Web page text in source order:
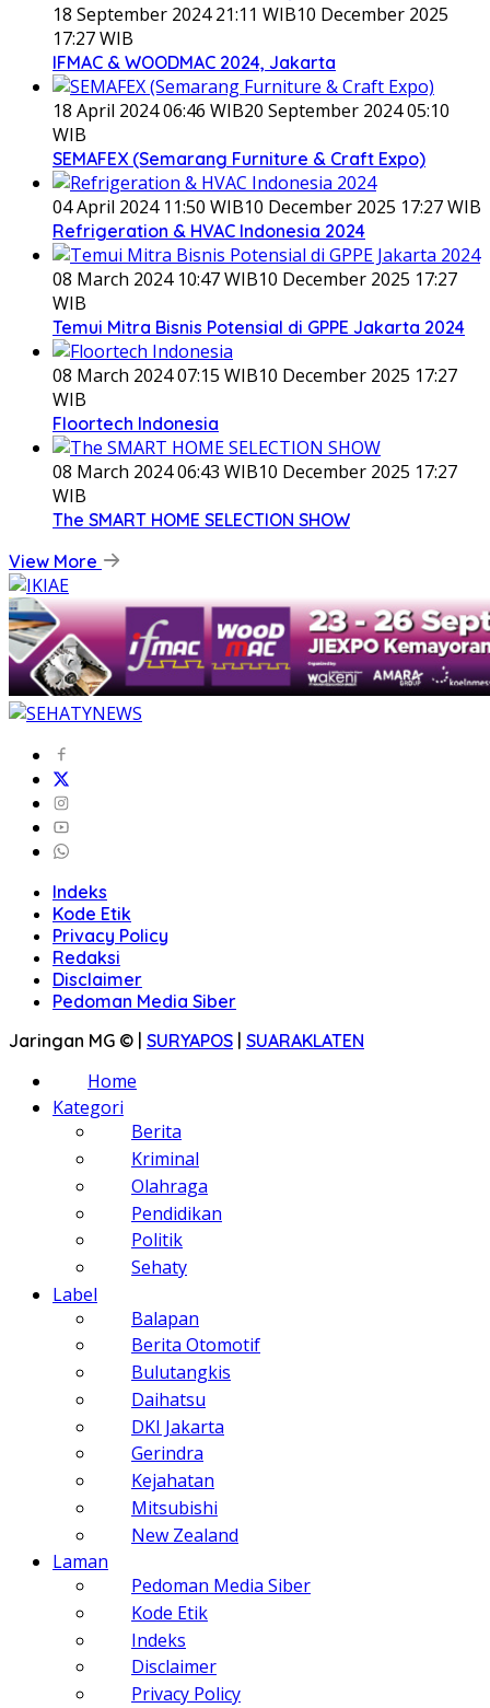
18 September 2024 21:11 WIB10 December 2025
17:27 WIB
IFMAC & WOODMAC 2024, Jakarta
18 April 2024 06:46 WIB20 September 2024 05:10
WIB
SEMAFEX (Semarang Furniture & Craft Expo)
04 April 2024 11:50 WIB10 December 2025 17:27 WIB
Refrigeration & HVAC Indonesia 2024
08 March 2024 10:47 WIB10 December 2025 17:27
WIB
Temui Mitra Bisnis Potensial di GPPE Jakarta 2024
08 March 2024 07:15 WIB10 December 2025 17:27
WIB
Floortech Indonesia
08 March 2024 06:43 WIB10 December 2025 17:27
WIB
The SMART HOME SELECTION SHOW
View More
Indeks
Kode Etik
Privacy Policy
Redaksi
Disclaimer
Pedoman Media Siber
Jaringan MG © | SURYAPOS | SUARAKLATEN
Home
Kategori
Berita
Kriminal
Olahraga
Pendidikan
Politik
Sehaty
Label
Balapan
Berita Otomotif
Bulutangkis
Daihatsu
DKI Jakarta
Gerindra
Kejahatan
Mitsubishi
New Zealand
Laman
Pedoman Media Siber
Kode Etik
Indeks
Disclaimer
Privacy Policy